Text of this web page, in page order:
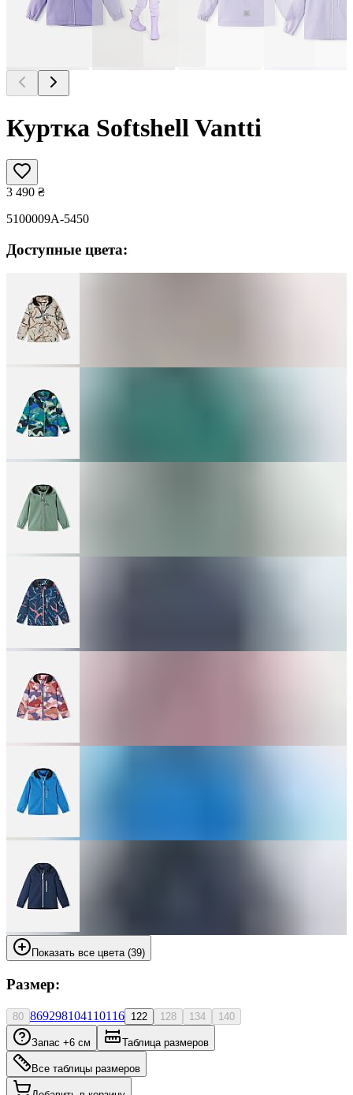
Куртка Softshell Vantti
3 490 ₴
5100009A-5450
Доступные цвета:
Показать все цвета (39)
Размер:
80 869298104110116 122 128 134 140
Запас +6 см Таблица размеров
Все таблицы размеров